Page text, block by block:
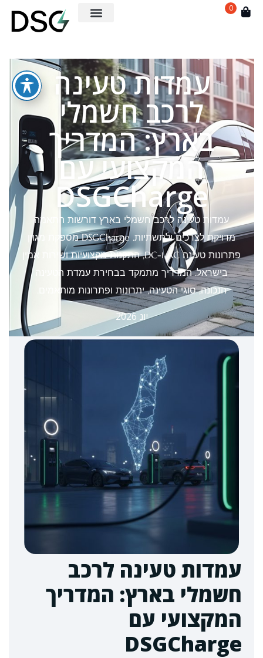
0
עמדות טעינה
לרכב חשמלי
בארץ: המדריך
המקצועי עם
DSGCharge
עמדות טעינה לרכב חשמלי בארץ דורשות התאמה
מדויקת לצרכים ולתשתיות. DSGCharge מספקת מגוון
פתרונות טעינה AC ו-DC, התקנות מקצועיות ושירות אמין
בישראל. המדריך מתמקד בבחירת עמדת הטעינה
הנכונה, סוגי הטעינה, יתרונות ופתרונות מותאמים.
יונ 2026
עמדות טעינה לרכב
חשמלי בארץ: המדריך
המקצועי עם
DSGCharge